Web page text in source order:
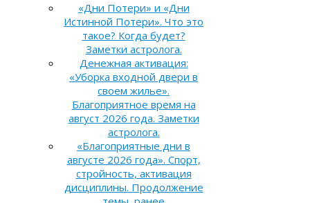
«Дни Потери» и «Дни
Истинной Потери». Что это
такое? Когда будет?
Заметки астролога.
Денежная активация:
«Уборка входной двери в
своем жилье».
Благоприятное время на
август 2026 года. Заметки
астролога.
«Благоприятные дни в
августе 2026 года». Спорт,
стройность, активация
дисциплины. Продолжение